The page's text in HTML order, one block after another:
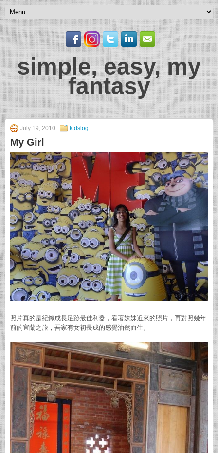
simple, easy, my
fantasy
July 19, 2010 kidslog
My Girl
照片真的是紀錄成長足跡最佳利器，看著妹妹近來的照片，再對照幾年
前的宜蘭之旅，吾家有女初長成的感覺油然而生。